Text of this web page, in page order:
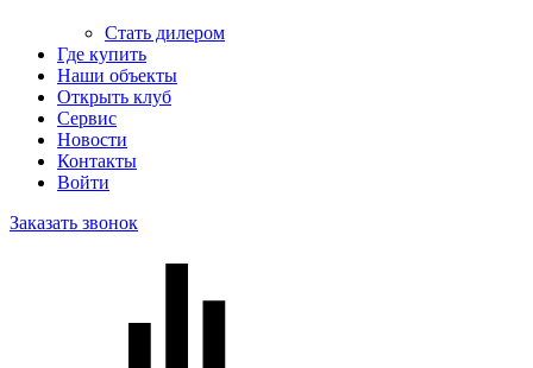
Стать дилером
Где купить
Наши объекты
Открыть клуб
Сервис
Новости
Контакты
Войти
Заказать звонок